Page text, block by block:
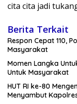
cita cita jadi
Berita Terkait
Respon Cepat 110,
Masyarakat
Momen Langka
Untuk Masyarakat
HUT RI ke-80
Menyambut